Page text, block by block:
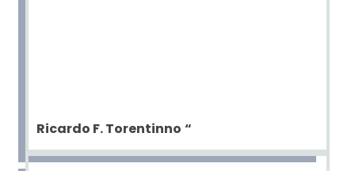
Ricardo F. Torentinno “